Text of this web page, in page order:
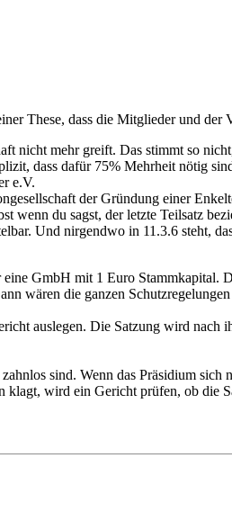
These, dass die Mitglieder und der
nicht mehr greift. Das stimmt so
dass dafür 75% Mehrheit nötig
e.V.
der Gründung einer
wenn du sagst, der letzte Teilsatz
Und nirgendwo in 11.3.6 steht,
GmbH mit 1 Euro
wären die ganzen
auslegen. Die Satzung wird
sind. Wenn das Präsidium
wird ein Gericht prüfen, ob die